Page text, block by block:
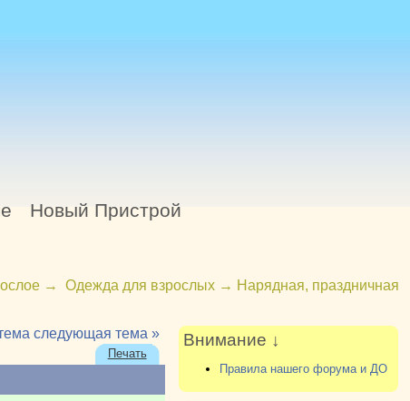
Новый Пристрой
→ Одежда для взрослых → Нарядная, праздничная
следующая тема »
Печать
Внимание ↓
Правила нашего форума и ДО